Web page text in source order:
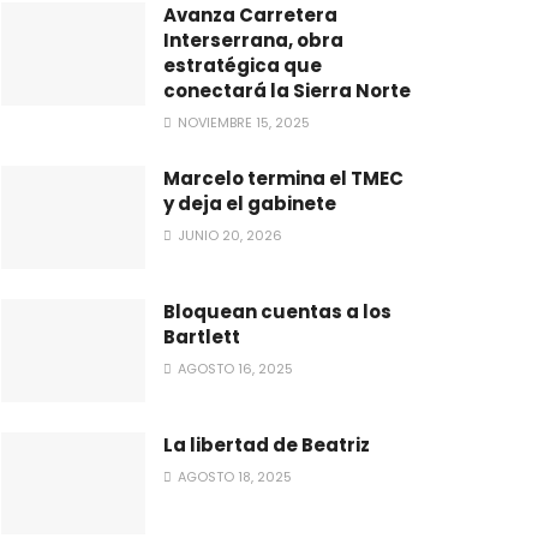
Avanza Carretera
Interserrana, obra
estratégica que
conectará la Sierra Norte
NOVIEMBRE 15, 2025
Marcelo termina el TMEC
y deja el gabinete
JUNIO 20, 2026
Bloquean cuentas a los
Bartlett
AGOSTO 16, 2025
La libertad de Beatriz
AGOSTO 18, 2025